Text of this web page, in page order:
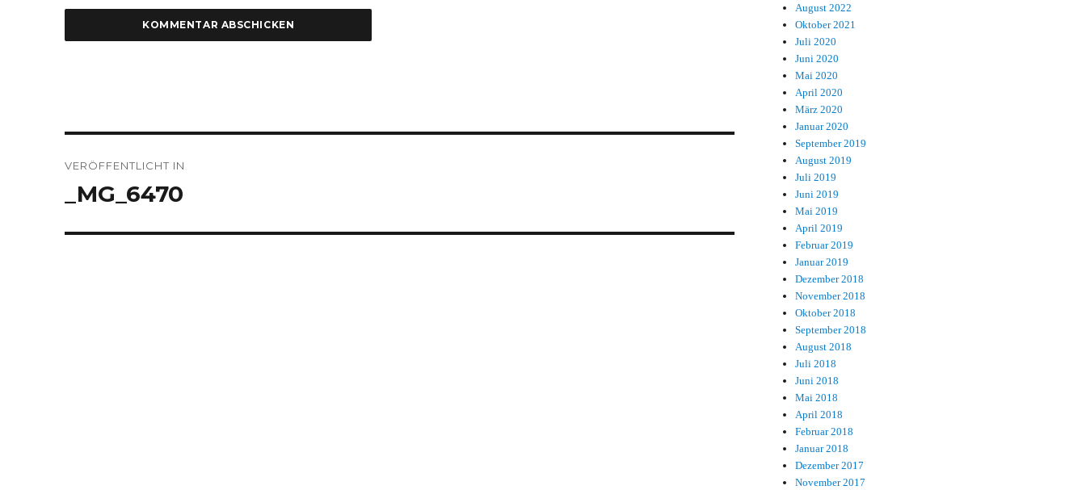
VERÖFFENTLICHT IN
_MG_6470
August 2022
Oktober 2021
Juli 2020
Juni 2020
Mai 2020
April 2020
März 2020
Januar 2020
September 2019
August 2019
Juli 2019
Juni 2019
Mai 2019
April 2019
Februar 2019
Januar 2019
Dezember 2018
November 2018
Oktober 2018
September 2018
August 2018
Juli 2018
Juni 2018
Mai 2018
April 2018
Februar 2018
Januar 2018
Dezember 2017
November 2017